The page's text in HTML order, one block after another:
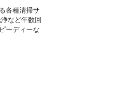
各種清掃サ
など年数回
ーディーな
いるとの回